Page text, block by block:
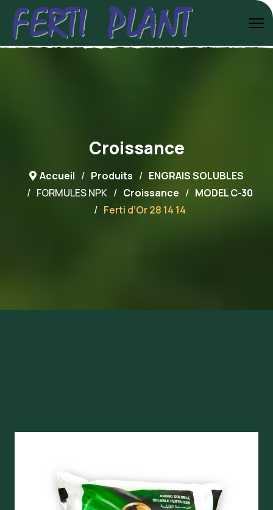
Croissance
Accueil Produits
ENGRAIS SOLUBLES
FORMULES NPK
Croissance
MODEL C-30
Ferti d’Or 28 14 14